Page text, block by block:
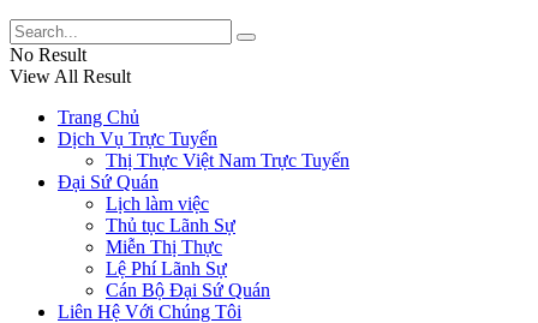
No Result
View All Result
Trang Chủ
Dịch Vụ Trực Tuyến
Thị Thực Việt Nam Trực Tuyến
Đại Sứ Quán
Lịch làm việc
Thủ tục Lãnh Sự
Miễn Thị Thực
Lệ Phí Lãnh Sự
Cán Bộ Đại Sứ Quán
Liên Hệ Với Chúng Tôi